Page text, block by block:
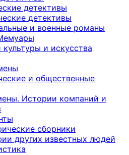
детективы
детективы
и военные романы
культуры и искусства
и общественные
Истории компаний и
сборники
других известных людей